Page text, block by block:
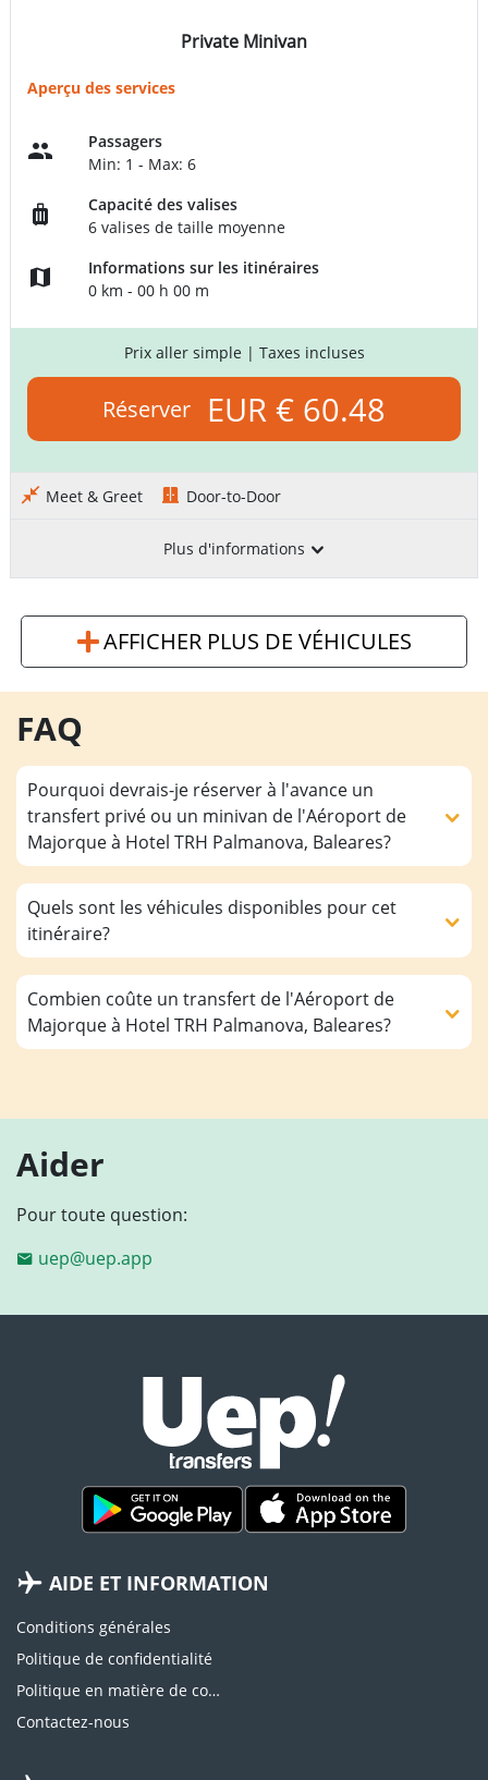
Private Minivan
Aperçu des services
Passagers
Min: 1 - Max: 6
Capacité des valises
6 valises de taille moyenne
Informations sur les itinéraires
0 km - 00 h 00 m
Prix aller simple | Taxes incluses
Réserver EUR € 60.48
Meet & Greet Door-to-Door
Plus d'informations
AFFICHER PLUS DE VÉHICULES
FAQ
Pourquoi devrais-je réserver à l'avance un
transfert privé ou un minivan de l'Aéroport de
Majorque à Hotel TRH Palmanova, Baleares?
Quels sont les véhicules disponibles pour cet
itinéraire?
Combien coûte un transfert de l'Aéroport de
Majorque à Hotel TRH Palmanova, Baleares?
Aider
Pour toute question:
uep@uep.app
AIDE ET INFORMATION
Conditions générales
Politique de confidentialité
Politique en matière de cookies
Contactez-nous